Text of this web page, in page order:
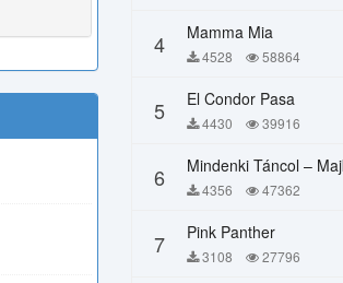
4 Mamma Mia
4528 58864
5 El Condor Pasa
4430 39916
6 4356 47362
7 Pink Panther
3108 27796